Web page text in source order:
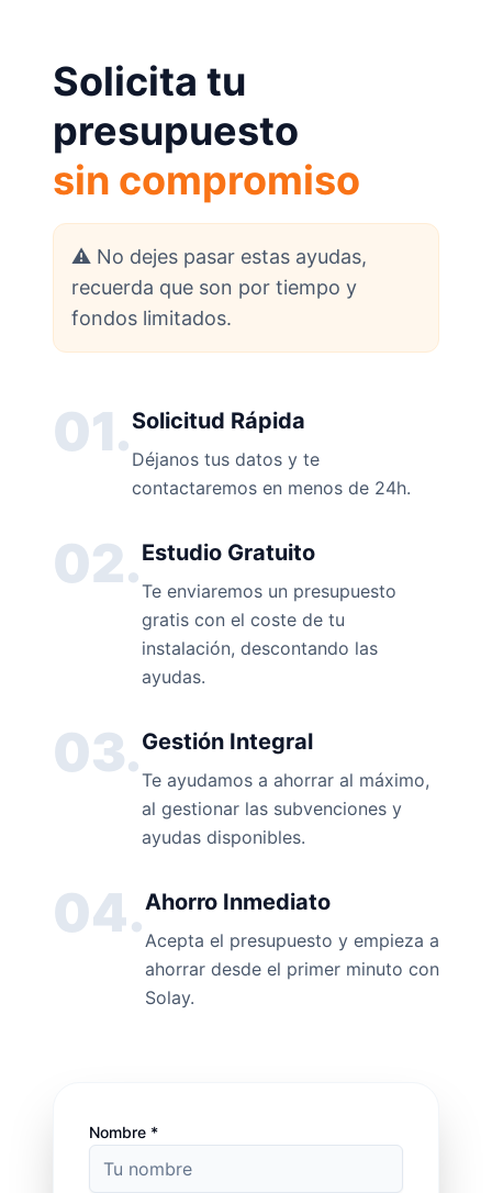
Solicita tu
presupuesto
sin compromiso
⚠️ No dejes pasar estas ayudas,
recuerda que son por tiempo y
fondos limitados.
01.Solicitud Rápida
Déjanos tus datos y te
contactaremos en menos de 24h.
02.Estudio Gratuito
Te enviaremos un presupuesto
gratis con el coste de tu
instalación, descontando las
ayudas.
03.Gestión Integral
Te ayudamos a ahorrar al máximo,
al gestionar las subvenciones y
ayudas disponibles.
04.Ahorro Inmediato
Acepta el presupuesto y empieza a
ahorrar desde el primer minuto con
Solay.
Nombre *